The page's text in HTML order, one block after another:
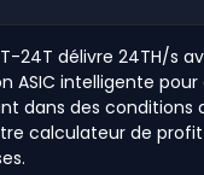
24T délivre 24TH/s
ASIC intelligente
dans des conditions
calculateur de